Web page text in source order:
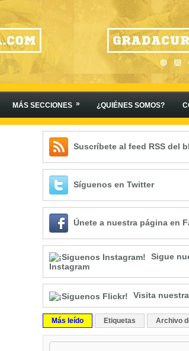
MÁS SECCIONES » ¿QUIÉNES SOMOS?
Suscríbete al feed RSS del
Síguenos en Twitter
Únete a nuestra página en
Sigue
Instagram
Visita
Más leído Etiquetas Archivo